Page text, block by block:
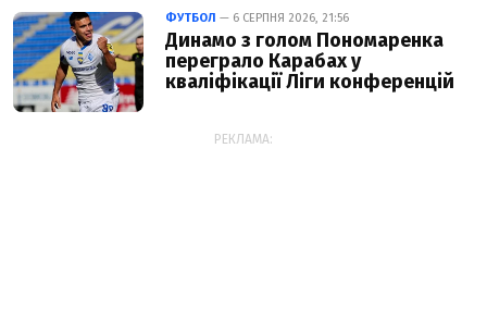
ФУТБОЛ — 6 СЕРПНЯ 2026, 21:56
Динамо з голом Пономаренка
переграло Карабах у
кваліфікації Ліги конференцій
РЕКЛАМА: